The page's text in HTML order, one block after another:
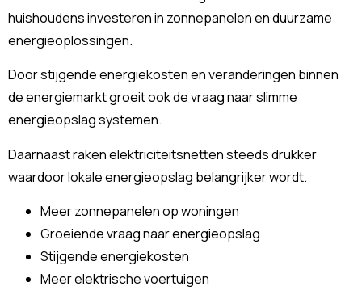
huishoudens investeren in zonnepanelen en duurzame
energieoplossingen.
Door stijgende energiekosten en veranderingen binnen
de energiemarkt groeit ook de vraag naar slimme
energieopslag systemen.
Daarnaast raken elektriciteitsnetten steeds drukker
waardoor lokale energieopslag belangrijker wordt.
Meer zonnepanelen op woningen
Groeiende vraag naar energieopslag
Stijgende energiekosten
Meer elektrische voertuigen